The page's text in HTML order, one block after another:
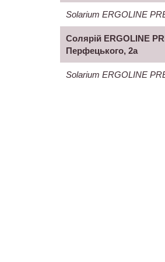
Solarium ERGOLINE
Солярій ERGOLINE
Перфецького, 2а
Solarium ERGOLINE